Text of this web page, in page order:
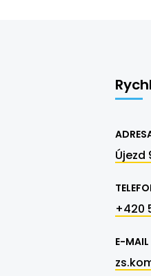
Újezd
+420
E-MAIL